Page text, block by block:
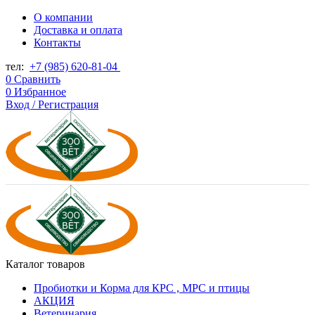
О компании
Доставка и оплата
Контакты
тел: +7 (985) 620-81-04
0 Сравнить
0 Избранное
Вход / Регистрация
Каталог товаров
Пробиотки и Корма для КРС , МРС и птицы
АКЦИЯ